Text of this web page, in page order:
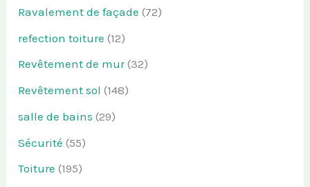
Ravalement de façade (72)
refection toiture (12)
Revêtement de mur(32)
Revêtement sol (148)
salle de bains (29)
Sécurité (55)
Toiture (195)